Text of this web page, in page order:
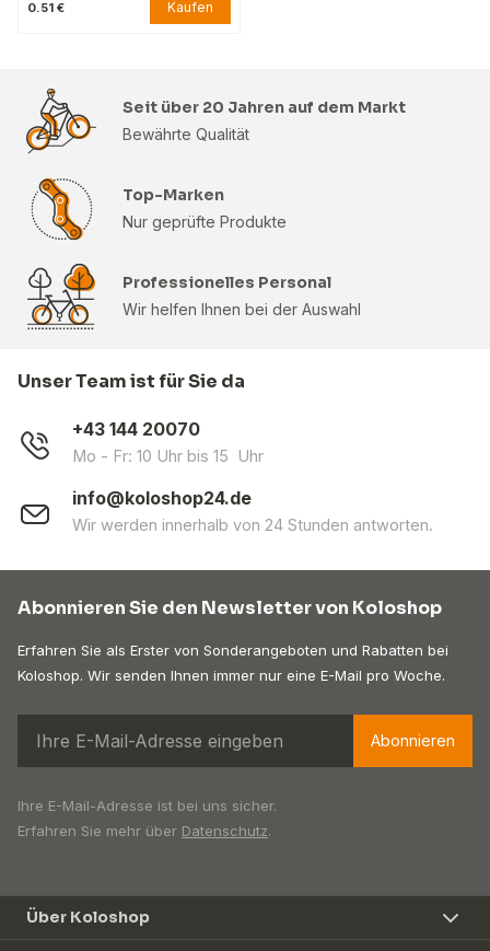
0.51 € Kaufen
Seit über 20 Jahren auf dem Markt
Bewährte Qualität
Top-Marken
Nur geprüfte Produkte
Professionelles Personal
Wir helfen Ihnen bei der Auswahl
Unser Team ist für Sie da
+43 144 20070
Mo - Fr: 10 Uhr bis 15 Uhr
info@koloshop24.de
Wir werden innerhalb von 24 Stunden antworten.
Abonnieren Sie den Newsletter von Koloshop
Erfahren Sie als Erster von Sonderangeboten und Rabatten bei
Koloshop. Wir senden Ihnen immer nur eine E-Mail pro Woche.
Abonnieren
Ihre E-Mail-Adresse ist bei uns sicher.
Erfahren Sie mehr über Datenschutz.
Über Koloshop